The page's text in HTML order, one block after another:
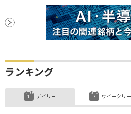
ランキング
デイリー ウイークリー